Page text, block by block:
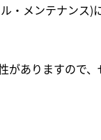
・メンテナン
がありますので